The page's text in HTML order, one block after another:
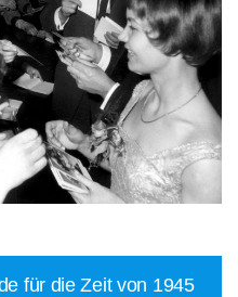
für die Zeit von 1945